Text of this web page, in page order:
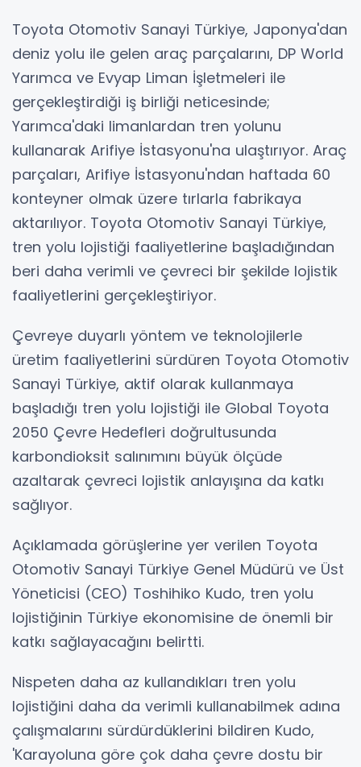
Toyota Otomotiv Sanayi Türkiye, Japonya'dan
deniz yolu ile gelen araç parçalarını, DP World
Yarımca ve Evyap Liman İşletmeleri ile
gerçekleştirdiği iş birliği neticesinde;
Yarımca'daki limanlardan tren yolunu
kullanarak Arifiye İstasyonu'na ulaştırıyor. Araç
parçaları, Arifiye İstasyonu'ndan haftada 60
konteyner olmak üzere tırlarla fabrikaya
aktarılıyor. Toyota Otomotiv Sanayi Türkiye,
tren yolu lojistiği faaliyetlerine başladığından
beri daha verimli ve çevreci bir şekilde lojistik
faaliyetlerini gerçekleştiriyor.
Çevreye duyarlı yöntem ve teknolojilerle
üretim faaliyetlerini sürdüren Toyota Otomotiv
Sanayi Türkiye, aktif olarak kullanmaya
başladığı tren yolu lojistiği ile Global Toyota
2050 Çevre Hedefleri doğrultusunda
karbondioksit salınımını büyük ölçüde
azaltarak çevreci lojistik anlayışına da katkı
sağlıyor.
Açıklamada görüşlerine yer verilen Toyota
Otomotiv Sanayi Türkiye Genel Müdürü ve Üst
Yöneticisi (CEO) Toshihiko Kudo, tren yolu
lojistiğinin Türkiye ekonomisine de önemli bir
katkı sağlayacağını belirtti.
Nispeten daha az kullandıkları tren yolu
lojistiğini daha da verimli kullanabilmek adına
çalışmalarını sürdürdüklerini bildiren Kudo,
'Karayoluna göre çok daha çevre dostu bir